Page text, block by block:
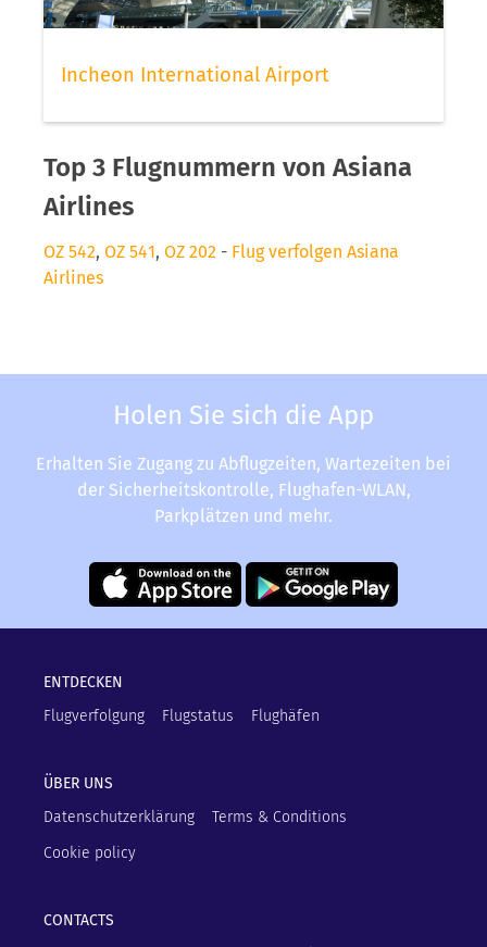
Incheon International Airport
Top 3 Flugnummern von Asiana
Airlines
OZ 542, OZ 541, OZ 202 - Flug verfolgen Asiana
Airlines
Holen Sie sich die App
Erhalten Sie Zugang zu Abflugzeiten, Wartezeiten bei
der Sicherheitskontrolle, Flughafen-WLAN,
Parkplätzen und mehr.
ENTDECKEN
Flugverfolgung
Flugstatus Flughäfen
ÜBER UNS
Datenschutzerklärung
Terms & Conditions
Cookie policy
CONTACTS